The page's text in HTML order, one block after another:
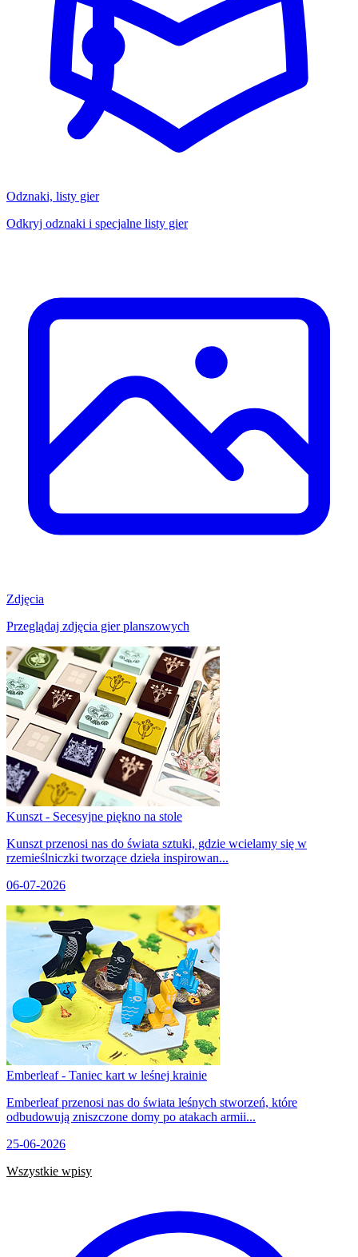
Odznaki, listy gier
Odkryj odznaki i specjalne listy gier
Zdjęcia
Przeglądaj zdjęcia gier planszowych
Kunszt - Secesyjne piękno na stole
Kunszt przenosi nas do świata sztuki, gdzie wcielamy się w
rzemieślniczki tworzące dzieła inspirowan...
06-07-2026
Emberleaf - Taniec kart w leśnej krainie
Emberleaf przenosi nas do świata leśnych stworzeń, które
odbudowują zniszczone domy po atakach armii...
25-06-2026
Wszystkie wpisy